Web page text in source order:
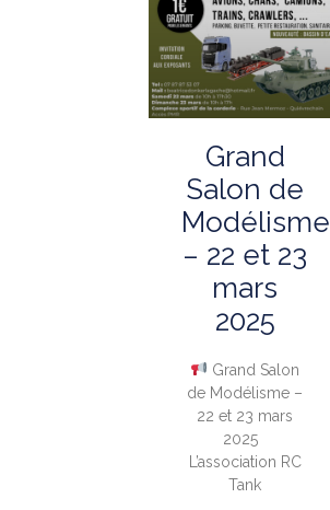
Grand
Salon de
Modélisme
– 22 et 23
mars
2025
Grand Salon
de Modélisme –
22 et 23 mars
2025
L’association RC
Tank